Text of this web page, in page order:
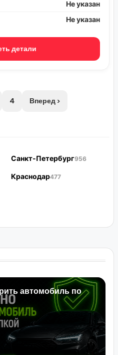
Не указан
Не указан
детали
4 Вперед ›
Санкт-Петербург956
Краснодар477
автомобиль по